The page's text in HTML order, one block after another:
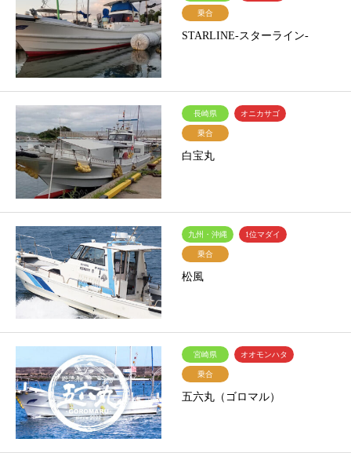
乗合
STARLINE-スターライン-
長崎県 オニカサゴ
乗合
白宝丸
九州・沖縄 1位マダイ
乗合
松風
宮崎県 オオモンハタ
乗合
五六丸（ゴロマル）